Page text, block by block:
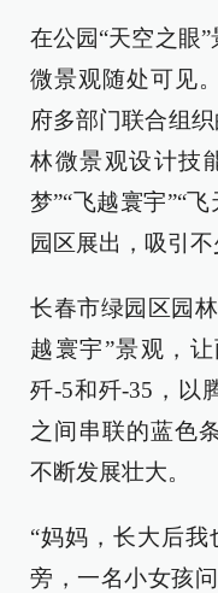
在公园“天空之眼
微景观随处可见
府多部门联合组
林微景观设计技
梦”“飞越寰宇”“
园区展出，吸引不
长春市绿园区园
越寰宇”景观，
歼-5和歼-35，以
之间串联的蓝色
不断发展壮大。
“妈妈，长大后
旁，一名小女孩